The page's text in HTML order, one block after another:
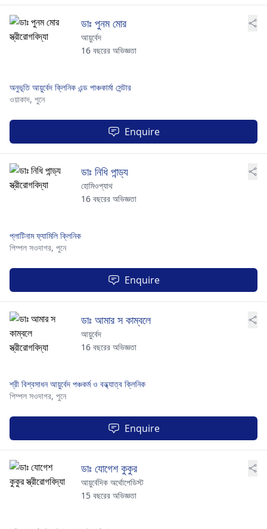
ডাঃ পুনম মোর
আয়ুর্বেদ
16 বছরের অভিজ্ঞতা
অনুভূতি আয়ুর্বেদ ক্লিনিক এন্ড পাঞ্চকার্মা সেন্টার
ওয়াকাদ, পুনে
Enquire
ডাঃ নিধি পান্ড্য
হোমিওপ্যাথ
16 বছরের অভিজ্ঞতা
প্লাটিনাম ফ্যামিলি ক্লিনিক
পিম্পল সওদাগর, পুনে
Enquire
ডাঃ আমার স কাম্বলে
আয়ুর্বেদ
16 বছরের অভিজ্ঞতা
শ্রী বিশ্বসাধন আয়ুর্বেদ পঞ্চকর্ম ও বন্ধ্যাত্ব ক্লিনিক
পিম্পল সওদাগর, পুনে
Enquire
ডাঃ যোগেশ কুকুর
আয়ুর্বেদিক অর্থোপেডিস্ট
15 বছরের অভিজ্ঞতা